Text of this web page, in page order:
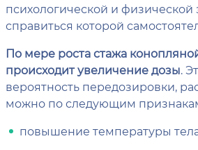
психологической и физической
справиться которой
По мере роста стажа
происходит увеличение дозы.
вероятность передозировки,
можно по следующим
повышение температуры